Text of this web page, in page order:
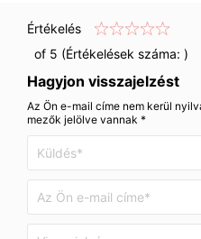
Értékelés
of 5 (Értékelések száma: )
Hagyjon visszajelzést
Az Ön e-mail címe nem kerül
mezők jelölve vannak *